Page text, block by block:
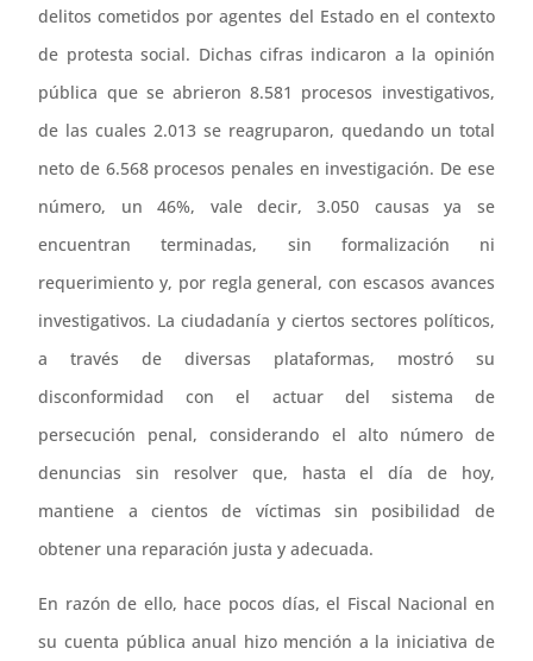
delitos cometidos por agentes del Estado en el contexto
de protesta social. Dichas cifras indicaron a la opinión
pública que se abrieron 8.581 procesos investigativos,
de las cuales 2.013 se reagruparon, quedando un total
neto de 6.568 procesos penales en investigación. De ese
número, un 46%, vale decir, 3.050 causas ya se
encuentran terminadas, sin formalización ni
requerimiento y, por regla general, con escasos avances
investigativos. La ciudadanía y ciertos sectores políticos,
a través de diversas plataformas, mostró su
disconformidad con el actuar del sistema de
persecución penal, considerando el alto número de
denuncias sin resolver que, hasta el día de hoy,
mantiene a cientos de víctimas sin posibilidad de
obtener una reparación justa y adecuada.
En razón de ello, hace pocos días, el Fiscal Nacional en
su cuenta pública anual hizo mención a la iniciativa de